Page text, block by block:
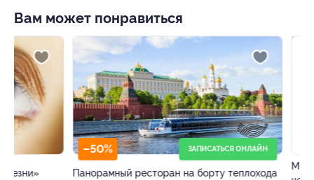
Вам может понравиться
–50% ЗАПИСАТЬСЯ ОНЛАЙН
Панорамный ресторан на борту теплохода
–64%
МРТ в